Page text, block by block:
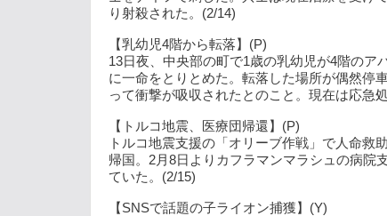
り射殺された。(2/14)
【乳幼児4階から転落】(P)
13日夜、中央部の町で1歳の乳幼児が4階のア
に一命をとりとめた。転落した場所が偶然停
って衝撃が吸収されたとのこと。現在は応急
【トルコ地震、医療団帰還】(P)
トルコ地震支援の「オリーブ作戦」で人命救
帰国。2月8日よりカフラマンマラシュの病院
ていた。(2/15)
【SNSで話題の子ライオン捕獲】(Y)